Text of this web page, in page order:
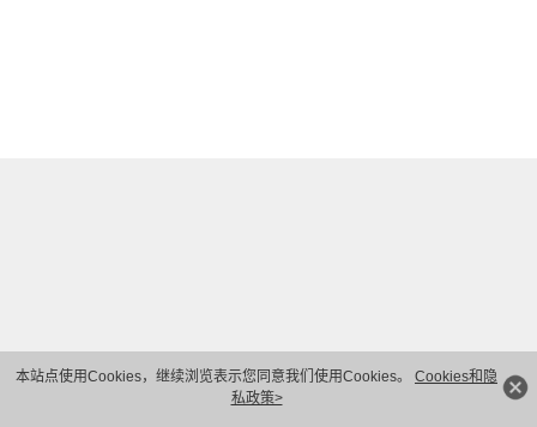
本站点使用Cookies，继续浏览表示您同意我们使用Cookies。 Cookies和隐
私政策>